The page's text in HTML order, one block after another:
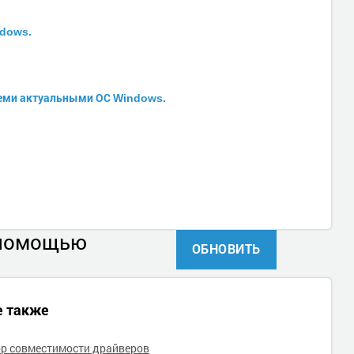
актуальными ОС Windows.
ОБНОВИТЬ
также
совместимости драйверов